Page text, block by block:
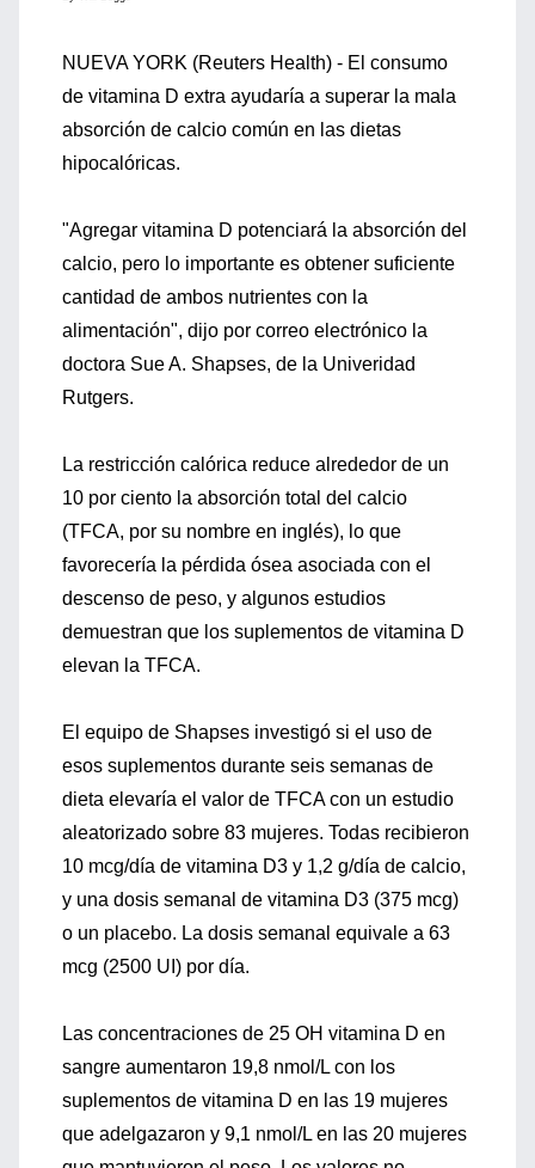
NUEVA YORK (Reuters Health) - El consumo
de vitamina D extra ayudaría a superar la mala
absorción de calcio común en las dietas
hipocalóricas.
"Agregar vitamina D potenciará la absorción del
calcio, pero lo importante es obtener suficiente
cantidad de ambos nutrientes con la
alimentación", dijo por correo electrónico la
doctora Sue A. Shapses, de la Univeridad
Rutgers.
La restricción calórica reduce alrededor de un
10 por ciento la absorción total del calcio
(TFCA, por su nombre en inglés), lo que
favorecería la pérdida ósea asociada con el
descenso de peso, y algunos estudios
demuestran que los suplementos de vitamina D
elevan la TFCA.
El equipo de Shapses investigó si el uso de
esos suplementos durante seis semanas de
dieta elevaría el valor de TFCA con un estudio
aleatorizado sobre 83 mujeres. Todas recibieron
10 mcg/día de vitamina D3 y 1,2 g/día de calcio,
y una dosis semanal de vitamina D3 (375 mcg)
o un placebo. La dosis semanal equivale a 63
mcg (2500 UI) por día.
Las concentraciones de 25 OH vitamina D en
sangre aumentaron 19,8 nmol/L con los
suplementos de vitamina D en las 19 mujeres
que adelgazaron y 9,1 nmol/L en las 20 mujeres